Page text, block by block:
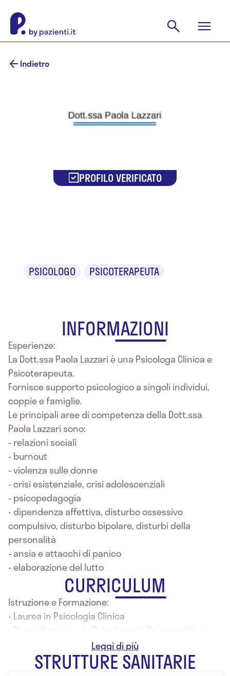
Indietro
PROFILO VERIFICATO
PSICOLOGO PSICOTERAPEUTA
INFORMAZIONI
Esperienze:
La Dott.ssa Paola Lazzari è una Psicologa Clinica e
Psicoterapeuta.
Fornisce supporto psicologico a singoli individui,
coppie e famiglie.
Le principali aree di competenza della Dott.ssa
Paola Lazzari sono:
- relazioni sociali
- burnout
- violenza sulle donne
- crisi esistenziale, crisi adolescenziali
- psicopedagogia
- dipendenza affettiva, disturbo ossessivo
compulsivo, disturbo bipolare, disturbi della
personalità
- ansia e attacchi di panico
- elaborazione del lutto
CURRICULUM
Istruzione e Formazione:
- Laurea in Psicologia Clinica
- Specializzazione in Psicoterapia Psicoanalitica
- Perfezionamento in psicologia Clinica Perinatale
STRUTTURE SANITARIE